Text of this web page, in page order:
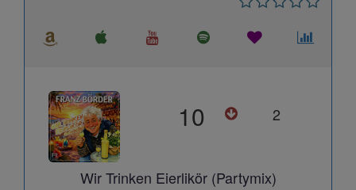
10 2
Wir Trinken Eierlikör (Partymix)